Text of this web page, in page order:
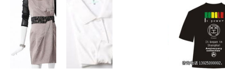
铸就品质，
创新引领未
来
与化妆品行
业的双赢之
图录